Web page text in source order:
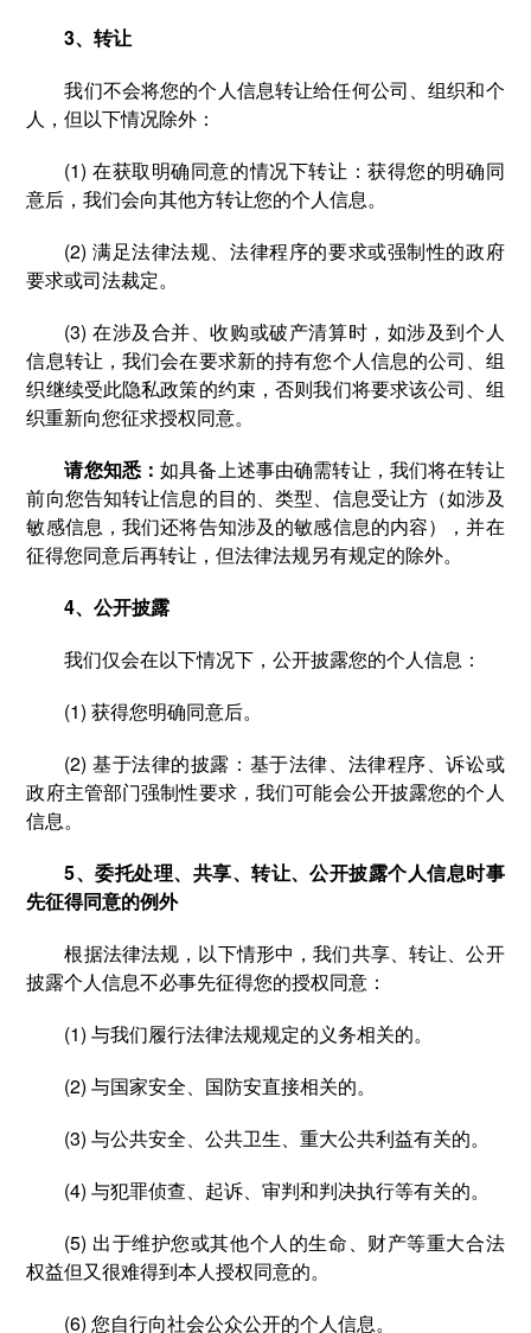
3、转让
我们不会将您的个人信息转让给任何公司、组织和个
人，但以下情况除外：
(1) 在获取明确同意的情况下转让：获得您的明确同
意后，我们会向其他方转让您的个人信息。
(2) 满足法律法规、法律程序的要求或强制性的政府
要求或司法裁定。
(3) 在涉及合并、收购或破产清算时，如涉及到个人
信息转让，我们会在要求新的持有您个人信息的公司、组
织继续受此隐私政策的约束，否则我们将要求该公司、组
织重新向您征求授权同意。
请您知悉：如具备上述事由确需转让，我们将在转让
前向您告知转让信息的目的、类型、信息受让方（如涉及
敏感信息，我们还将告知涉及的敏感信息的内容），并在
征得您同意后再转让，但法律法规另有规定的除外。
4、公开披露
我们仅会在以下情况下，公开披露您的个人信息：
(1) 获得您明确同意后。
(2) 基于法律的披露：基于法律、法律程序、诉讼或
政府主管部门强制性要求，我们可能会公开披露您的个人
信息。
5、委托处理、共享、转让、公开披露个人信息时事
先征得同意的例外
根据法律法规，以下情形中，我们共享、转让、公开
披露个人信息不必事先征得您的授权同意：
(1) 与我们履行法律法规规定的义务相关的。
(2) 与国家安全、国防安直接相关的。
(3) 与公共安全、公共卫生、重大公共利益有关的。
(4) 与犯罪侦查、起诉、审判和判决执行等有关的。
(5) 出于维护您或其他个人的生命、财产等重大合法
权益但又很难得到本人授权同意的。
(6) 您自行向社会公众公开的个人信息。